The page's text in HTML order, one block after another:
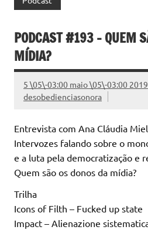
PODCAST #193 – QUEM
MÍDIA?
5 \05\-03:00 maio \05\-03:00 2019
desobedienciasonora
Entrevista com Ana Cláudia
Intervozes falando sobre o
e a luta pela democratização e
Quem são os donos da mídia?
Trilha
Icons of Filth – Fucked up state
Impact – Alienazione